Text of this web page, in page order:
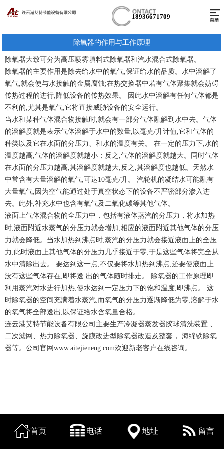
18936671709
除氧器的作用与工作原理
除氧器大致可分为高压喷雾填料式除氧器和汽水混合式除氧器。
除氧器的主要作用是除去给水中的氧气,保证给水的品质。水中溶解了
氧气,就会使与水接触的金属腐蚀;在热交换器中若有气体聚集就会妨碍
传热过程的进行,降低设备的传热效果。 因此水中溶解有任何气体都是
不利的,尤其是氧气,它将直接威胁设备的安全运行。
当水和某种气体混合物接触时,就会有一部分气体融解到水中去。气体
的溶解度就是表示气体溶解于水中的数量,以毫克/升计值,它和气体的
种类以及它在水面的分压力、和水的温度有关。 在一定的压力下,水的
温度越高,气体的溶解度就越小；反之,气体的溶解度就越大。同时气体
在水面的分压力越高,其溶解度就越大,反之,其溶解度也越低。天然水
中常含有大量溶解的氧气,可达10毫克/升。 汽轮机的凝结水可能融有
大量氧气,因为空气能通过处于真空状态下的设备不严密部分渗入进
去。此外,补充水中也含有氧气及二氧化碳等其他气体。
液面上气体混合物的全压力中，包括有液体蒸汽的分压力，将水加热
时,液面附近水蒸气的分压力就会增加,相应的液面附近其他气体的分压
力就会降低。当水加热到沸点时,蒸汽的分压力就会接近液面上的全压
力,此时液面上其他气体的分压力几乎接近于零,于是这些气体将完全从
水中清除出去。 要达到这一点,不仅要将水加热到沸点,还要使液面上
没有这些气体存在,即将逸 出的气体随时排走。 除氧器的工作原理即
利用蒸汽对水进行加热,使水达到一定压力下的饱和温度,即沸点。 这
时除氧器的空间充满着水蒸汽,而氧气的分压力逐渐降低为零,溶解于水
的氧气将全部逸出,以保证给水含氧量合格。
连云港艾特节能设备有限公司主要生产冷凝器蒸发器胶球清洗装置 、
二次滤网、热力除氧器、旋膜改进型除氧器改造及整套， 海绵铁除氧
器等。公司官网www.aitejieneng.com欢迎新老客户在线咨询。
首页 电话 地址 留言